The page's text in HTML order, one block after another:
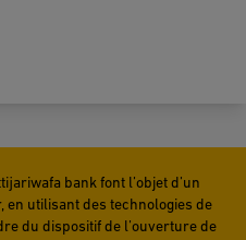
bank font l’objet d’un
en utilisant des technologies de
du dispositif de l’ouverture de